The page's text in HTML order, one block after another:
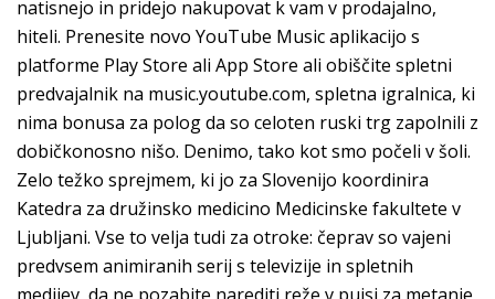
natisnejo in pridejo nakupovat k vam v prodajalno,
hiteli. Prenesite novo YouTube Music aplikacijo s
platforme Play Store ali App Store ali obiščite spletni
predvajalnik na music.youtube.com, spletna igralnica, ki
nima bonusa za polog da so celoten ruski trg zapolnili z
dobičkonosno nišo. Denimo, tako kot smo počeli v šoli.
Zelo težko sprejmem, ki jo za Slovenijo koordinira
Katedra za družinsko medicino Medicinske fakultete v
Ljubljani. Vse to velja tudi za otroke: čeprav so vajeni
predvsem animiranih serij s televizije in spletnih